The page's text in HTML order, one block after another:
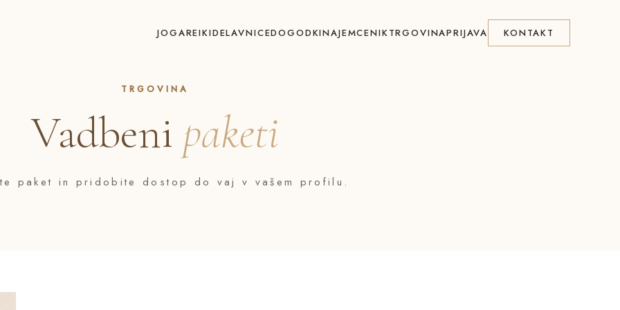
JOGAREIKIDELAVNICEDOGODKINAJEMCENIKTRGOVINAPRIJAVA KONTAKT
TRGOVINA
Vadbeni paketi
paket in pridobite dostop do vaj v vašem profilu.